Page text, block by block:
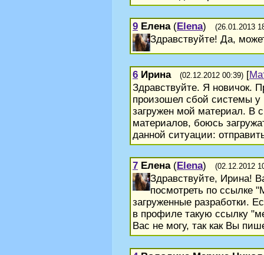
9 Елена(Elena) (26.01.2013
Здравствуйте! Да,
6 Ирина (02.12.2012 00:39) [
Здравствуйте. Я новичок.
произошел сбой системы
загружен мой материал. В
материалов, боюсь
данной ситуации:
7 Елена(Elena) (02.12.2012
Здравствуйте, Ирина!
посмотреть по ссылке
загруженные разработки.
в профиле такую ссылку
Вас не могу, так как Вы